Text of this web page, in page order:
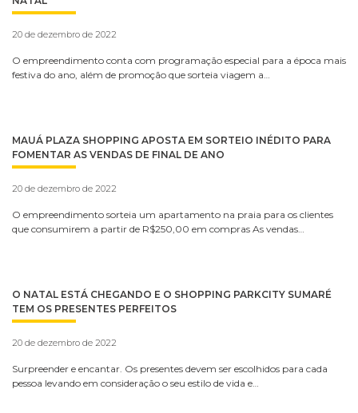
20 de dezembro de 2022
O empreendimento conta com programação especial para a época mais
festiva do ano, além de promoção que sorteia viagem a…
MAUÁ PLAZA SHOPPING APOSTA EM SORTEIO INÉDITO PARA
FOMENTAR AS VENDAS DE FINAL DE ANO
20 de dezembro de 2022
O empreendimento sorteia um apartamento na praia para os clientes
que consumirem a partir de R$250,00 em compras As vendas…
O NATAL ESTÁ CHEGANDO E O SHOPPING PARKCITY SUMARÉ
TEM OS PRESENTES PERFEITOS
20 de dezembro de 2022
Surpreender e encantar. Os presentes devem ser escolhidos para cada
pessoa levando em consideração o seu estilo de vida e…